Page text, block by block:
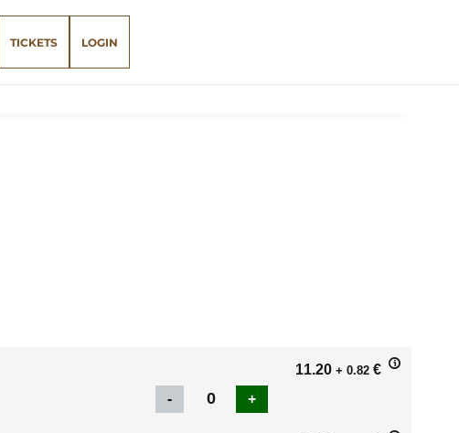
TICKETS LOGIN
11.20 + 0.82 €